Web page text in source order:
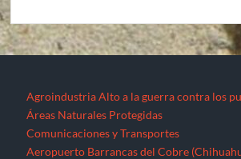
Agroindustria Alto a la guerra contra los
Áreas Naturales Protegidas
Comunicaciones y Transportes
Aeropuerto Barrancas del Cobre